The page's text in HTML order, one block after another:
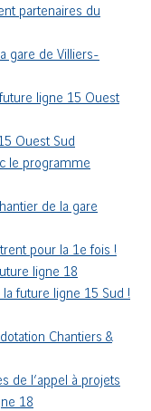
partenaires du
gare de Villiers-
ligne 15 Ouest
Ouest Sud
le programme
de la gare
pour la 1e fois !
ligne 18
future ligne 15 Sud !
Chantiers &
de l’appel à projets
18